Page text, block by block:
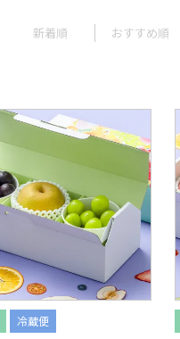
新着順 おすすめ順
冷蔵便